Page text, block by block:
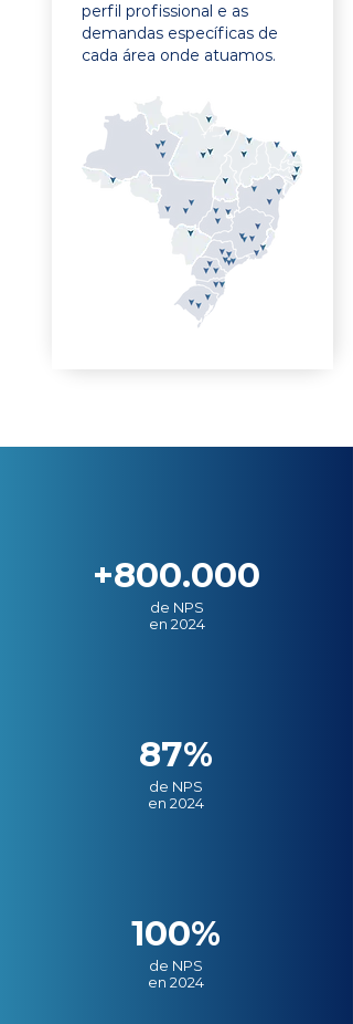
perfil profissional e as
demandas específicas de
cada área onde atuamos.
+800.000
de NPS
en 2024
87%
de NPS
en 2024
100%
de NPS
en 2024